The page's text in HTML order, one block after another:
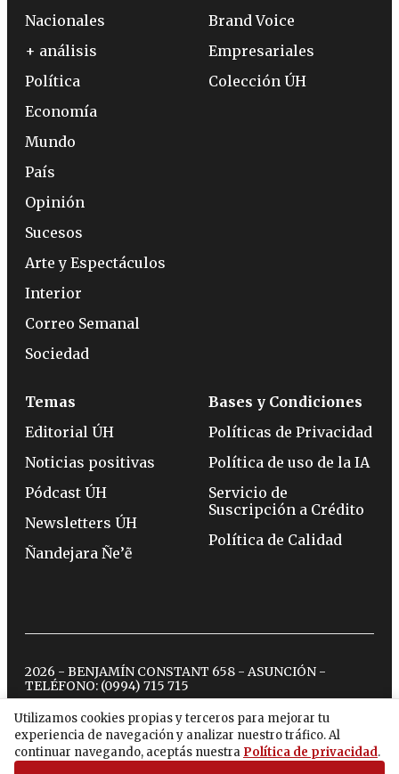
Utilizamos cookies propias y terceros para mejorar tu
experiencia de navegación y analizar nuestro tráfico. Al
continuar navegando, aceptás nuestra Política de privacidad.
Nacionales
+ análisis
Política
Economía
Mundo
País
Opinión
Sucesos
Arte y Espectáculos
Interior
Correo Semanal
Sociedad
Brand Voice
Empresariales
Colección ÚH
Temas
Editorial ÚH
Noticias positivas
Pódcast ÚH
Newsletters ÚH
Ñandejara Ñe’ẽ
Bases y Condiciones
Políticas de Privacidad
Política de uso de la IA
Servicio de
Suscripción a Crédito
Política de Calidad
2026 - BENJAMÍN CONSTANT 658 - ASUNCIÓN -
TELÉFONO: (0994) 715 715
twitterinstagram
facebook
tiktokyoutubespotify